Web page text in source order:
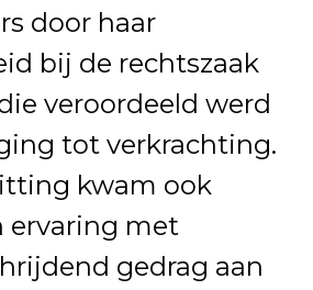
door haar
bij de rechtszaak
veroordeeld werd
tot verkrachting.
kwam ook
ervaring met
gedrag aan